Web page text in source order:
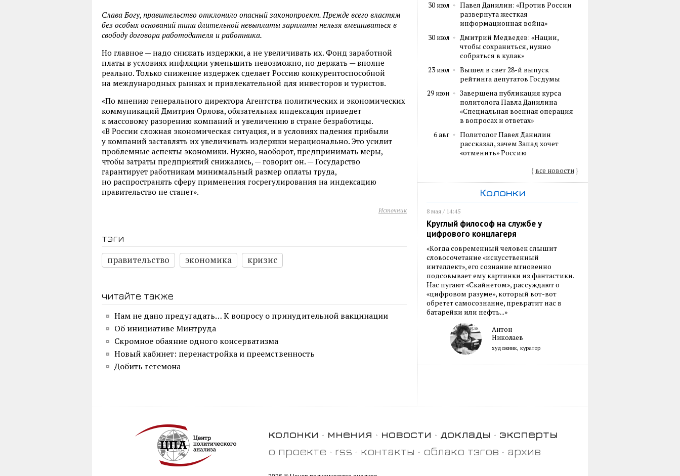
Слава Богу, правительство отклонило опасный законопроект. Прежде всего властям
без особых оснований типа длительной невыплаты зарплаты нельзя вмешиваться в
свободу договора работодателя и работника.
Но главное — надо снижать издержки, а не увеличивать их. Фонд заработной
платы в условиях инфляции уменьшить невозможно, но держать — вполне
реально. Только снижение издержек сделает Россию конкурентоспособной
на международных рынках и привлекательной для инвесторов и туристов.
«По мнению генерального директора Агентства политических и экономических
коммуникаций Дмитрия Орлова, обязательная индексация приведет
к массовому разорению компаний и увеличению в стране безработицы.
«В России сложная экономическая ситуация, и в условиях падения прибыли
у компаний заставлять их увеличивать издержки нерационально. Это усилит
проблемные аспекты экономики. Нужно, наоборот, предпринимать меры,
чтобы затраты предприятий снижались, — говорит он. — Государство
гарантирует работникам минимальный размер оплаты труда,
но распространять сферу применения госрегулирования на индексацию
правительство не станет».
Источник
тэги
правительство
экономика кризис
читайте также
Нам не дано предугадать… К вопросу о принудительной вакцинации
Об инициативе Минтруда
Скромное обаяние одного консерватизма
Новый кабинет: перенастройка и преемственность
Добить гегемона
30 июл
Павел Данилин: «Против России
развернута жесткая
информационная война»
30 июл
Дмитрий Медведев: «Нации,
чтобы сохраниться, нужно
собраться в кулак»
23 июл
Вышел в свет 28-й выпуск
рейтинга депутатов Госдумы
29 июн
Завершена публикация курса
политолога Павла Данилина
«Специальная военная операция
в вопросах и ответах»
6 авг
Политолог Павел Данилин
рассказал, зачем Запад хочет
«отменить» Россию
{ все новости}
Колонки
8 мая / 14:45
Круглый философ на службе у
цифрового концлагеря
«Когда современный человек слышит
словосочетание «искусственный
интеллект», его сознание мгновенно
подсовывает ему картинки из фантастики.
Нас пугают «Скайнетом», рассуждают о
«цифровом разуме», который вот-вот
обретет самосознание, превратит нас в
батарейки или нефть...»
Антон
Николаев
художник, куратор
колонки мнения новости доклады
эксперты
о проекте
rss контакты облако тэгов архив